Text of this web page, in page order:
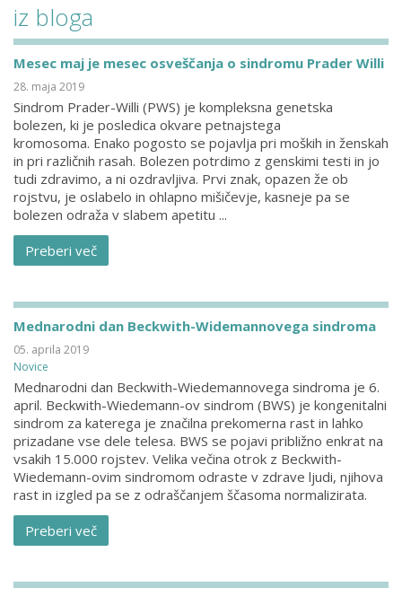
iz bloga
Mesec maj je mesec osveščanja o sindromu Prader Willi
28. maja 2019
Sindrom Prader-Willi (PWS) je kompleksna genetska
bolezen, ki je posledica okvare petnajstega
kromosoma. Enako pogosto se pojavlja pri moških in ženskah
in pri različnih rasah. Bolezen potrdimo z genskimi testi in jo
tudi zdravimo, a ni ozdravljiva. Prvi znak, opazen že ob
rojstvu, je oslabelo in ohlapno mišičevje, kasneje pa se
bolezen odraža v slabem apetitu ...
Preberi več
Mednarodni dan Beckwith-Widemannovega sindroma
05. aprila 2019
Novice
Mednarodni dan Beckwith-Wiedemannovega sindroma je 6.
april. Beckwith-Wiedemann-ov sindrom (BWS) je kongenitalni
sindrom za katerega je značilna prekomerna rast in lahko
prizadane vse dele telesa. BWS se pojavi približno enkrat na
vsakih 15.000 rojstev. Velika večina otrok z Beckwith-
Wiedemann-ovim sindromom odraste v zdrave ljudi, njihova
rast in izgled pa se z odraščanjem ščasoma normalizirata.
Preberi več